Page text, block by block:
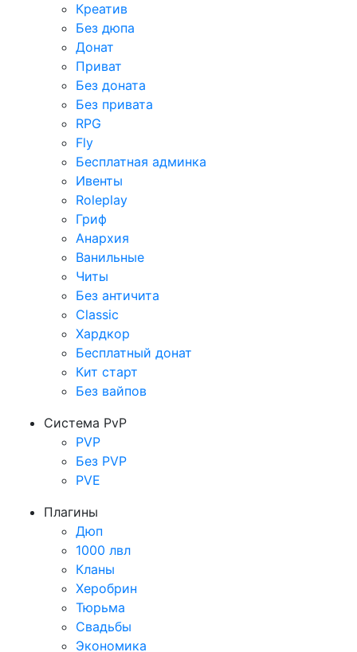
Креатив
Без дюпа
Донат
Приват
Без доната
Без привата
RPG
Fly
Бесплатная админка
Ивенты
Roleplay
Гриф
Анархия
Ванильные
Читы
Без античита
Classic
Хардкор
Бесплатный донат
Кит старт
Без вайпов
Система PvP
PVP
Без PVP
PVE
Плагины
Дюп
1000 лвл
Кланы
Херобрин
Тюрьма
Свадьбы
Экономика